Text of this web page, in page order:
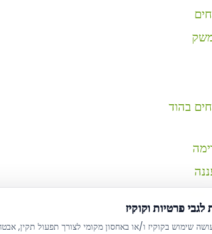
פרטיות וקוקיז
שימוש בקוקיז ו/או באחסון מקומי לצורך תפעול תקין,
בהוד
יהודה